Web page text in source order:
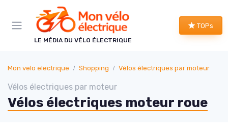
LE MÉDIA DU VÉLO ÉLECTRIQUE
TOPs
Mon velo electrique Shopping Vélos électriques par moteur
Vélos électriques par moteur
Vélos électriques moteur roue
Panneau de gestion des cookies